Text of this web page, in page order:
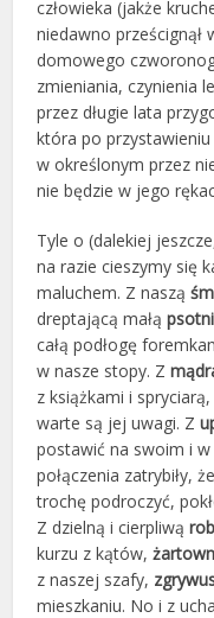
człowieka (jakże
niedawno
domowego
zmieniania, czynienia
przez długie lata
która po przystawieniu
w określonym przez
nie będzie w jego
Tyle o (dalekiej
na razie cieszymy się
maluchem. Z naszą
dreptającą małą
całą podłogę
w nasze stopy. Z
z książkami i
warte są jej uwagi. Z
postawić na swoim i w
połączenia zatrybiły,
trochę podroczyć,
Z dzielną i cierpliwą
kurzu z kątów,
z naszej szafy,
mieszkaniu. No i z